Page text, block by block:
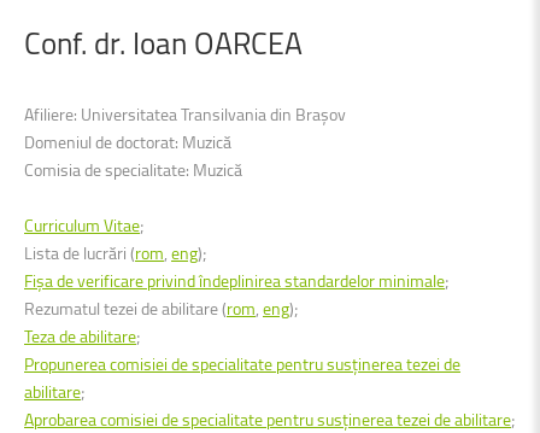
Conf. dr. Ioan OARCEA
Afiliere: Universitatea Transilvania din Brașov
Domeniul de doctorat: Muzică
Comisia de specialitate: Muzică
Curriculum Vitae;
Lista de lucrări (rom,eng);
Fişa de verificare privind îndeplinirea standardelor minimale;
Rezumatul tezei de abilitare (rom,eng);
Teza de abilitare;
Propunerea comisiei de specialitate pentru susținerea tezei de
abilitare;
Aprobarea comisiei de specialitate pentru susținerea tezei de abilitare;